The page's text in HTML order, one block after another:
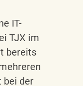
IT-
TJX im
bereits
bei der